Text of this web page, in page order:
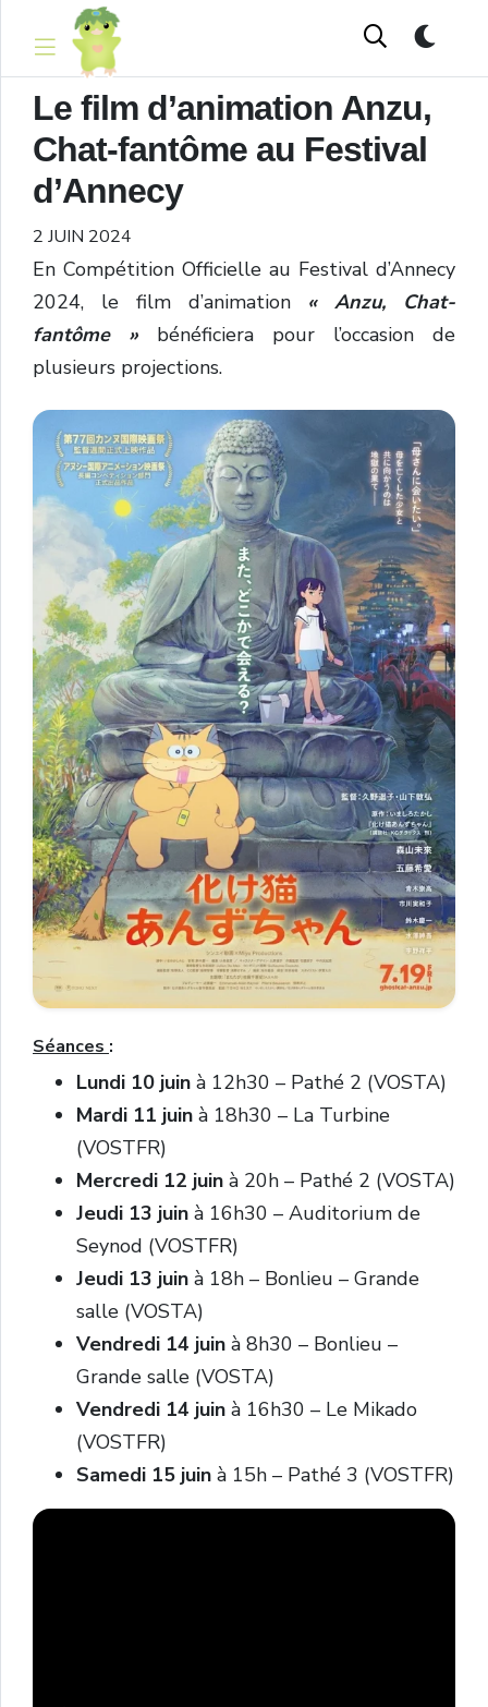
Le film d’animation Anzu,
Chat-fantôme au Festival
d’Annecy
2 JUIN 2024
En Compétition Officielle au Festival d’Annecy
2024, le film d’animation « Anzu, Chat-
fantôme » bénéficiera pour l’occasion de
plusieurs projections.
Séances :
Lundi 10 juin à 12h30 – Pathé 2 (VOSTA)
Mardi 11 juin à 18h30 – La Turbine
(VOSTFR)
Mercredi 12 juin à 20h – Pathé 2 (VOSTA)
Jeudi 13 juin à 16h30 – Auditorium de
Seynod (VOSTFR)
Jeudi 13 juin à 18h – Bonlieu – Grande
salle (VOSTA)
Vendredi 14 juin à 8h30 – Bonlieu –
Grande salle (VOSTA)
Vendredi 14 juin à 16h30 – Le Mikado
(VOSTFR)
Samedi 15 juin à 15h – Pathé 3 (VOSTFR)